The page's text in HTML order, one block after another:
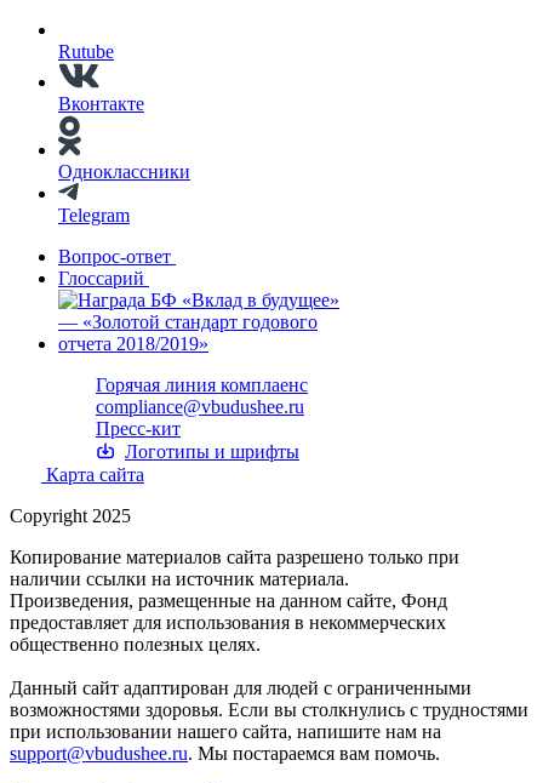
Rutube
Вконтакте
Одноклассники
Telegram
Вопрос-ответ
Глоссарий
Горячая линия комплаенс
compliance@vbudushee.ru
Пресс-кит
Логотипы и шрифты
Карта сайта
Copyright 2025
Копирование материалов сайта разрешено только при
наличии ссылки на источник материала.
Произведения, размещенные на данном сайте, Фонд
предоставляет для использования в некоммерческих
общественно полезных целях.
Данный сайт адаптирован для людей с ограниченными
возможностями здоровья. Если вы столкнулись с трудностями
при использовании нашего сайта, напишите нам на
support@vbudushee.ru. Мы постараемся вам помочь.